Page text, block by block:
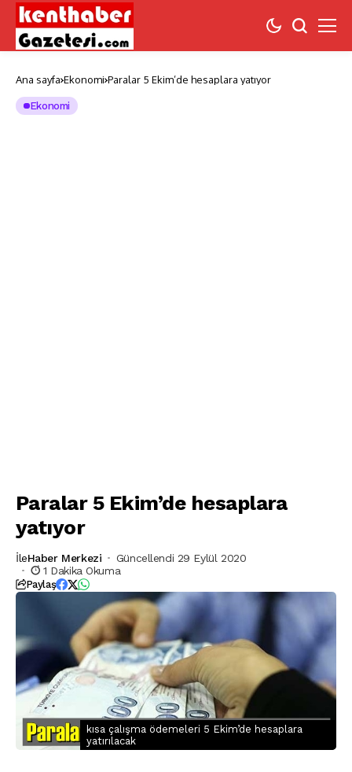
Ana sayfa Ekonomi Paralar 5 Ekim’de hesaplara yatıyor
Ekonomi
Paralar 5 Ekim’de hesaplara
yatıyor
İleHaber Merkezi
Güncellendi 29 Eylül 2020
1 Dakika Okuma
Paylaş
kısa çalışma ödemeleri 5 Ekim’de hesaplara
yatırılacak